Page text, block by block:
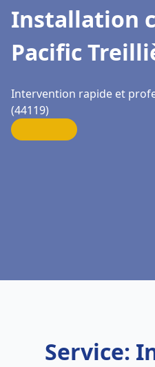
Installation
Pacific
Intervention rapide et
(44119)
Service: